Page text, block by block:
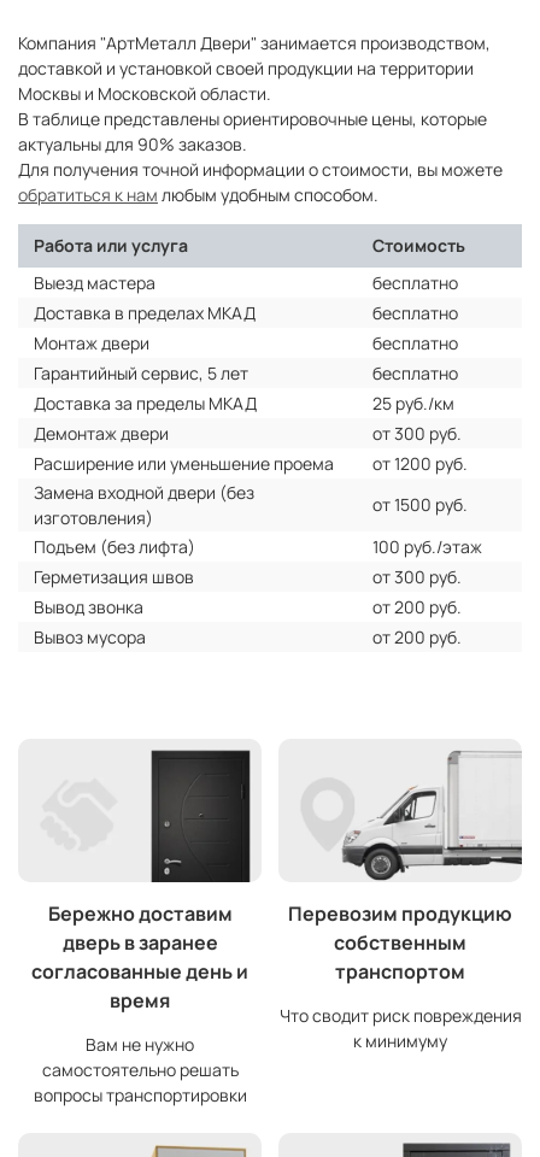
Компания "АртМеталл Двери" занимается производством,
доставкой и установкой своей продукции на территории
Москвы и Московской области.
В таблице представлены ориентировочные цены, которые
актуальны для 90% заказов.
Для получения точной информации о стоимости, вы можете
обратиться к нам любым удобным способом.
Работа или услуга
Стоимость
Выезд мастера
бесплатно
Доставка в пределах МКАД
бесплатно
Монтаж двери
бесплатно
Гарантийный сервис, 5 лет
бесплатно
Доставка за пределы МКАД
25 руб./км
Демонтаж двери
от 300 руб.
Расширение или уменьшение проема
от 1200 руб.
Замена входной двери (без
изготовления)
от 1500 руб.
Подъем (без лифта)
100 руб./этаж
Герметизация швов
от 300 руб.
Вывод звонка
от 200 руб.
Вывоз мусора
от 200 руб.
Бережно доставим
дверь в заранее
согласованные день и
время
Вам не нужно
самостоятельно решать
вопросы транспортировки
Перевозим продукцию
собственным
транспортом
Что сводит риск повреждения
к минимуму